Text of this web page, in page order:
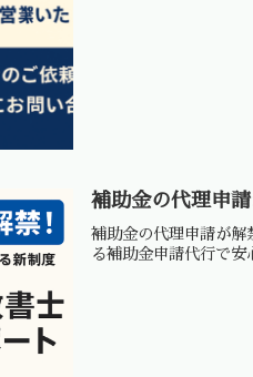
補助金の代理申請
補助金の代理申請が解
る補助金申請代行で安